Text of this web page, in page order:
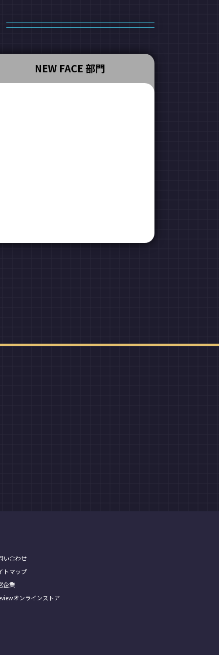
NEW FACE 部門
い合わせ
トマップ
企業
オンラインストア